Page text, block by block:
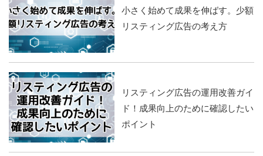
小さく始めて成果を伸ばす。少額
リスティング広告の考え方
リスティング広告の運用改善ガイ
ド！成果向上のために確認したい
ポイント